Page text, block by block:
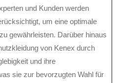
und Kunden werden
um eine optimale
gewährleisten. Darüber hinaus
von Kenex durch
und ihre
sie zur bevorzugten Wahl für